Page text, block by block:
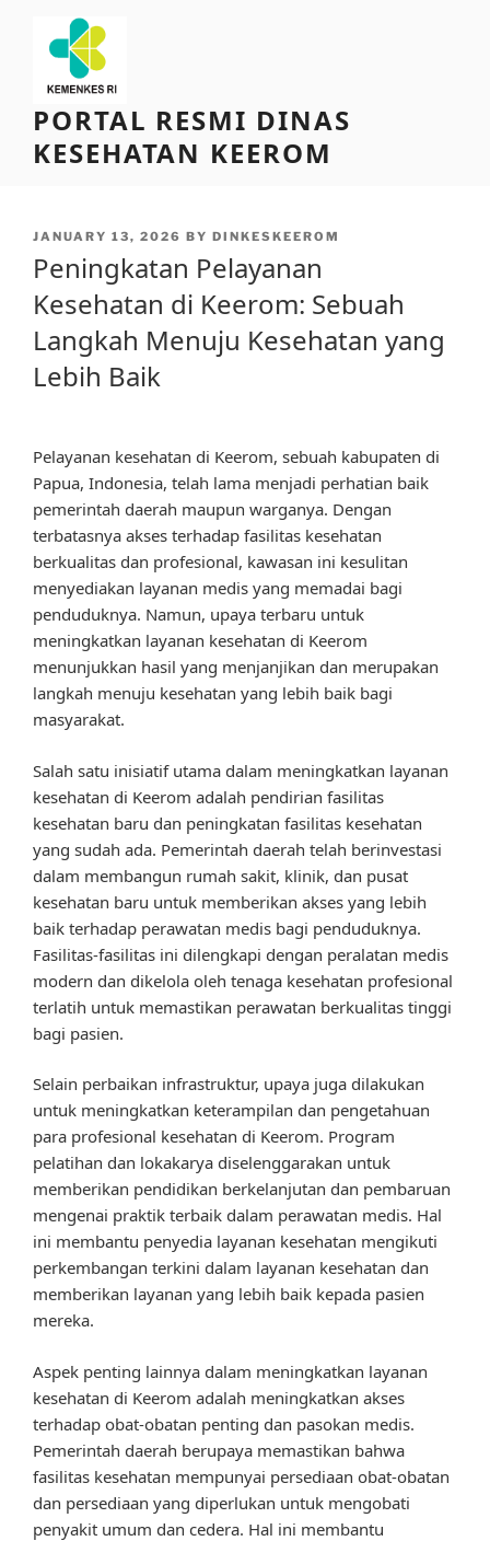
content
PORTAL RESMI DINAS
KESEHATAN KEEROM
POSTED
JANUARY 13, 2026 BY DINKESKEEROM
Peningkatan Pelayanan
Kesehatan di Keerom: Sebuah
Langkah Menuju Kesehatan yang
Lebih Baik
Pelayanan kesehatan di Keerom, sebuah kabupaten di
Papua, Indonesia, telah lama menjadi perhatian baik
pemerintah daerah maupun warganya. Dengan
terbatasnya akses terhadap fasilitas kesehatan
berkualitas dan profesional, kawasan ini kesulitan
menyediakan layanan medis yang memadai bagi
penduduknya. Namun, upaya terbaru untuk
meningkatkan layanan kesehatan di Keerom
menunjukkan hasil yang menjanjikan dan merupakan
langkah menuju kesehatan yang lebih baik bagi
masyarakat.
Salah satu inisiatif utama dalam meningkatkan layanan
kesehatan di Keerom adalah pendirian fasilitas
kesehatan baru dan peningkatan fasilitas kesehatan
yang sudah ada. Pemerintah daerah telah berinvestasi
dalam membangun rumah sakit, klinik, dan pusat
kesehatan baru untuk memberikan akses yang lebih
baik terhadap perawatan medis bagi penduduknya.
Fasilitas-fasilitas ini dilengkapi dengan peralatan medis
modern dan dikelola oleh tenaga kesehatan profesional
terlatih untuk memastikan perawatan berkualitas tinggi
bagi pasien.
Selain perbaikan infrastruktur, upaya juga dilakukan
untuk meningkatkan keterampilan dan pengetahuan
para profesional kesehatan di Keerom. Program
pelatihan dan lokakarya diselenggarakan untuk
memberikan pendidikan berkelanjutan dan pembaruan
mengenai praktik terbaik dalam perawatan medis. Hal
ini membantu penyedia layanan kesehatan mengikuti
perkembangan terkini dalam layanan kesehatan dan
memberikan layanan yang lebih baik kepada pasien
mereka.
Aspek penting lainnya dalam meningkatkan layanan
kesehatan di Keerom adalah meningkatkan akses
terhadap obat-obatan penting dan pasokan medis.
Pemerintah daerah berupaya memastikan bahwa
fasilitas kesehatan mempunyai persediaan obat-obatan
dan persediaan yang diperlukan untuk mengobati
penyakit umum dan cedera. Hal ini membantu